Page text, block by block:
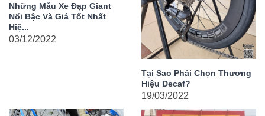
Những Mẫu Xe Đạp Giant
Nổi Bậc Và Giá Tốt Nhất
Hiệ...
03/12/2022
Tại Sao Phải Chọn Thương
Hiệu Decaf?
19/03/2022